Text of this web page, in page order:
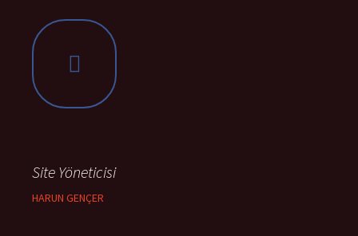
Site Yöneticisi
HARUN GENÇER